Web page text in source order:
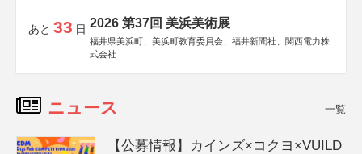
あと 33 日 2026 第37回 美浜美術展
福井県美浜町、美浜町教育委員会、福井新聞社、関西電力株
式会社
ニュース 一覧
【公募情報】カインズ×コクヨ×VUILD